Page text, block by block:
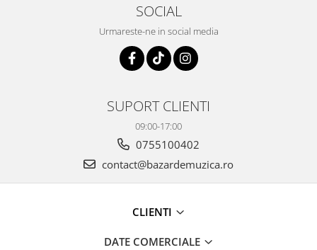
SOCIAL
Urmareste-ne in social media
SUPORT CLIENTI
09:00-17:00
0755100402
contact@bazardemuzica.ro
CLIENTI
DATE COMERCIALE